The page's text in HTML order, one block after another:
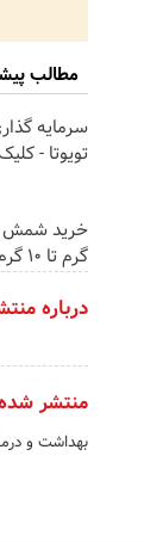
مطالب
سرمایه
تویوتا -
گرم تا ۱۰ گرم
درباره
منتشر
بهداشت و